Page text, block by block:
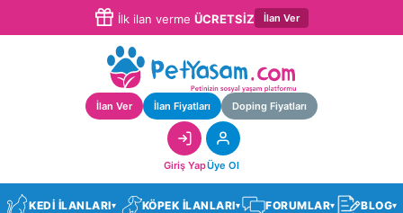
İlk ilan verme ÜCRETSİZ İlan Ver
İlan Ver İlan Fiyatları Doping Fiyatları
Giriş YapÜye Ol
KEDİ İLANLARI▾ KÖPEK İLANLARI▾ FORUMLAR▾ BLOG▾